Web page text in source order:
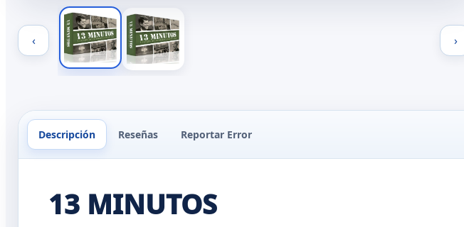
‹ ›
Descripción Reseñas Reportar Error
13 MINUTOS